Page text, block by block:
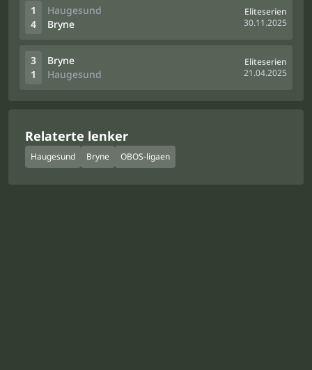
1
4
Haugesund
Bryne
Eliteserien
30.11.2025
3
1
Bryne
Haugesund
Eliteserien
21.04.2025
Relaterte lenker
Haugesund Bryne OBOS-ligaen